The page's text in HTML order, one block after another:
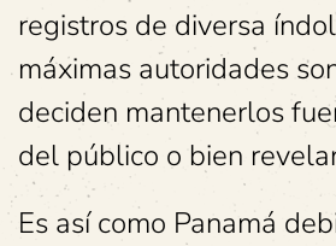
registros de diversa
máximas autoridades
deciden mantenerlos
del público o bien
Es así como Panamá